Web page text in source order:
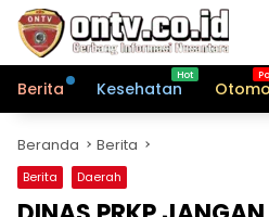
Langsung
konten
Berita
Kesehatan
Beranda Berita
Berita Daerah